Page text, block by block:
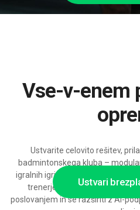
Ustvari
Vse-v-enem programska
Ustvarite celovito rešitev,
badmintonskega kluba –
igralnih igrišč z prilagodljivimi
trenerjev in nastavitvami
poslovanjem in se razširiti z AI-